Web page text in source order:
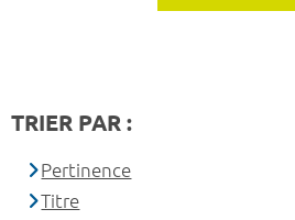
TRIER PAR :
Pertinence
Titre